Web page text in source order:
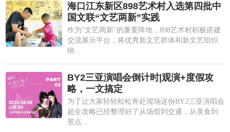
海口江东新区898艺术村入选第四批中
国文联“文艺两新”实践
作为"文艺两新"的重要阵地，898艺术村积极搭建
交流展示平台，将优秀新文艺群体和新文艺组织
纳...
BY2三亚演唱会倒计时|观演+度假攻
略，一文搞定
为了让大家轻轻松松奔赴现场这份BY2三亚演唱会
超全攻略已经整理好了从场馆到交通，从美食到
景点...